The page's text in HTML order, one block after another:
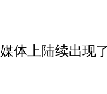
体上陆续出现